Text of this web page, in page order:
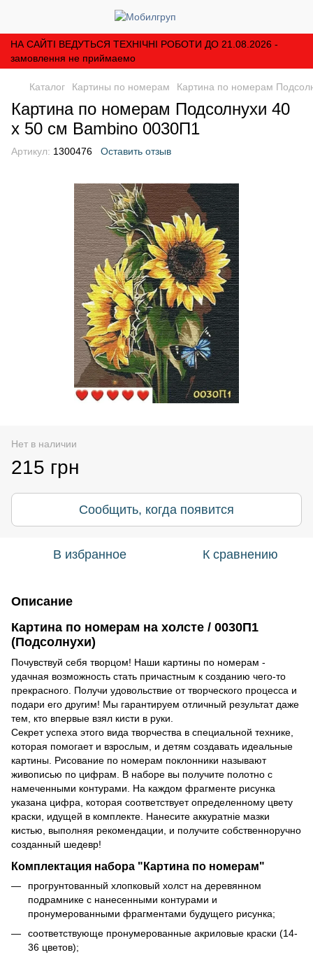
НА САЙТІ ВЕДУТЬСЯ ТЕХНІЧНІ РОБОТИ ДО 21.08.2026 -
замовлення не приймаемо
Каталог Картины по номерам Картина по номерам
Картина по номерам Подсолнухи 40
х 50 см Bambino 0030П1
Артикул: 1300476 Оставить отзыв
Нет в наличии
215 грн
Сообщить, когда появится
В избранное К сравнению
Описание
Картина по номерам на холсте / 0030П1
(Подсолнухи)
Почувствуй себя творцом! Наши картины по номерам -
удачная возможность стать причастным к созданию чего-то
прекрасного. Получи удовольствие от творческого процесса и
подари его другим! Мы гарантируем отличный результат даже
тем, кто впервые взял кисти в руки.
Секрет успеха этого вида творчества в специальной технике,
которая помогает и взрослым, и детям создавать идеальные
картины. Рисование по номерам поклонники называют
живописью по цифрам. В наборе вы получите полотно с
намеченными контурами. На каждом фрагменте рисунка
указана цифра, которая соответствует определенному цвету
краски, идущей в комплекте. Нанесите аккуратніе мазки
кистью, выполняя рекомендации, и получите собственноручно
созданный шедевр!
Комплектация набора "Картина по номерам"
прогрунтованный хлопковый холст на деревянном
подрамнике с нанесенными контурами и
пронумерованными фрагментами будущего рисунка;
соответствующе пронумерованные акриловые краски (14-
36 цветов);